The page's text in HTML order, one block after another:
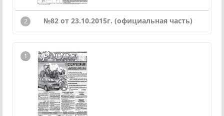
№82 от 23.10.2015г. (официальная часть)